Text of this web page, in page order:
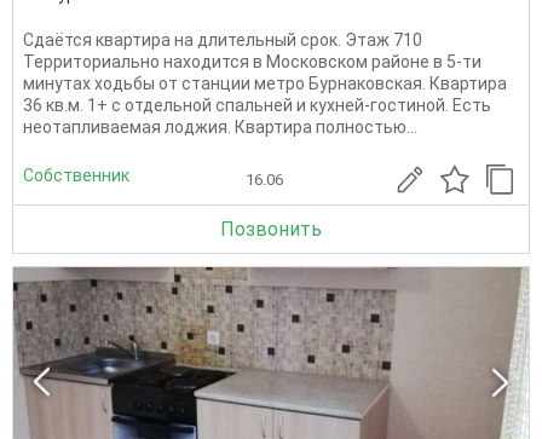
Сдаётся квартира на длительный срок. Этаж 710
Территориально находится в Московском районе в 5-ти
минутах ходьбы от станции метро Бурнаковская. Квартира
36 кв.м. 1+ с отдельной спальней и кухней-гостиной. Есть
неотапливаемая лоджия. Квартира полностью...
Собственник 16.06
Позвонить